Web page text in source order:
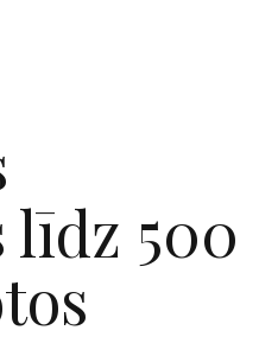
līdz 500